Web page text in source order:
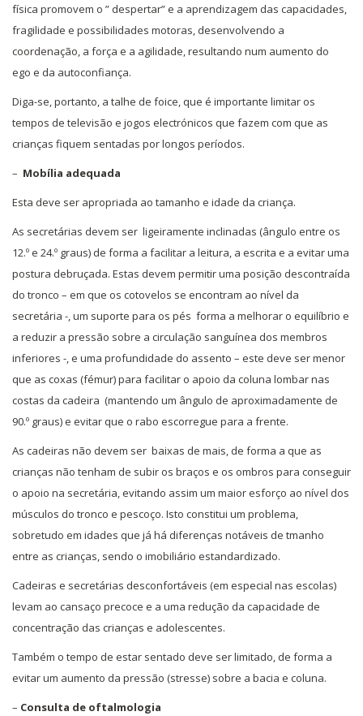
física promovem o ” despertar” e a aprendizagem das capacidades,
fragilidade e possibilidades motoras, desenvolvendo a
coordenação, a força e a agilidade, resultando num aumento do
ego e da autoconfiança.
Diga-se, portanto, a talhe de foice, que é importante limitar os
tempos de televisão e jogos electrónicos que fazem com que as
crianças fiquem sentadas por longos períodos.
– Mobília adequada
Esta deve ser apropriada ao tamanho e idade da criança.
As secretárias devem ser ligeiramente inclinadas (ângulo entre os
12.º e 24.º graus) de forma a facilitar a leitura, a escrita e a evitar uma
postura debruçada. Estas devem permitir uma posição descontraída
do tronco – em que os cotovelos se encontram ao nível da
secretária -, um suporte para os pés forma a melhorar o equilíbrio e
a reduzir a pressão sobre a circulação sanguínea dos membros
inferiores -, e uma profundidade do assento – este deve ser menor
que as coxas (fémur) para facilitar o apoio da coluna lombar nas
costas da cadeira (mantendo um ângulo de aproximadamente de
90.º graus) e evitar que o rabo escorregue para a frente.
As cadeiras não devem ser baixas de mais, de forma a que as
crianças não tenham de subir os braços e os ombros para conseguir
o apoio na secretária, evitando assim um maior esforço ao nível dos
músculos do tronco e pescoço. Isto constitui um problema,
sobretudo em idades que já há diferenças notáveis de tmanho
entre as crianças, sendo o imobiliário estandardizado.
Cadeiras e secretárias desconfortáveis (em especial nas escolas)
levam ao cansaço precoce e a uma redução da capacidade de
concentração das crianças e adolescentes.
Também o tempo de estar sentado deve ser limitado, de forma a
evitar um aumento da pressão (stresse) sobre a bacia e coluna.
– Consulta de oftalmologia